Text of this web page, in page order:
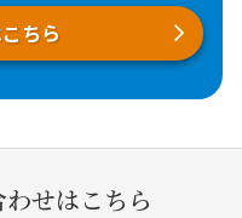
ちら
せはこちら